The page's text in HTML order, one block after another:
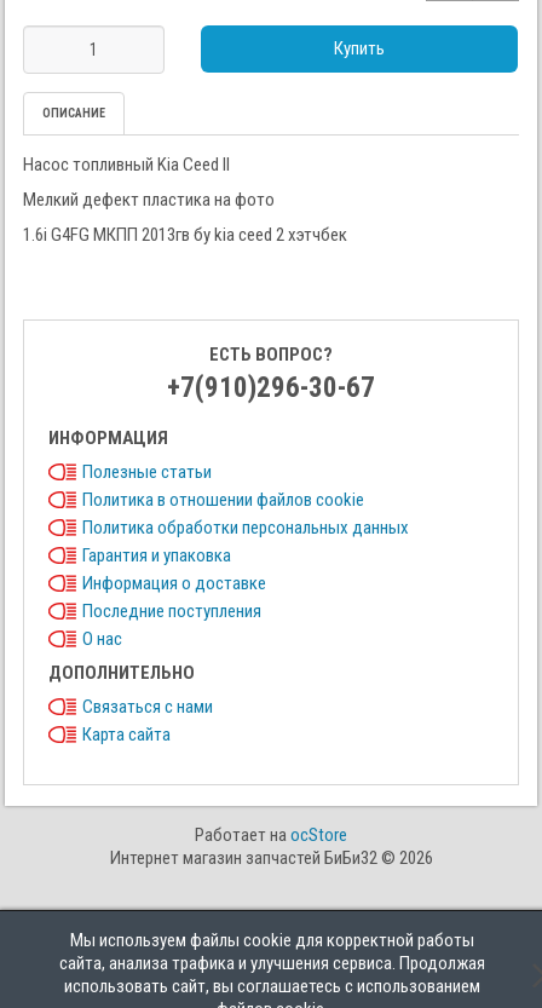
Мы используем файлы cookie для корректной работы
сайта, анализа трафика и улучшения сервиса. Продолжая
использовать сайт, вы соглашаетесь с использованием
Купить
ОПИСАНИЕ
Насос топливный Kia Ceed II
Мелкий дефект пластика на фото
1.6i G4FG МКПП 2013гв бу kia ceed 2 хэтчбек
ЕСТЬ ВОПРОС?
+7(910)296-30-67
ИНФОРМАЦИЯ
Полезные статьи
Политика в отношении файлов cookie
Политика обработки персональных данных
Гарантия и упаковка
Информация о доставке
Последние поступления
О нас
ДОПОЛНИТЕЛЬНО
Связаться с нами
Карта сайта
Работает наocStore
Интернет магазин запчастей БиБи32 © 2026